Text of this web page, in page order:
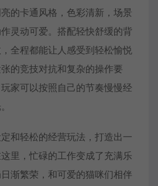
的卡通风格，色彩清新，场景
灵动可爱。搭配轻快舒缓的背
全程都能让人感受到轻松愉悦
的竞技对抗和复杂的操作要
家可以按照自己的节奏慢慢经
和轻松的经营玩法，打造出一
里，忙碌的工作变成了充满乐
渐繁荣，和可爱的猫咪们相伴